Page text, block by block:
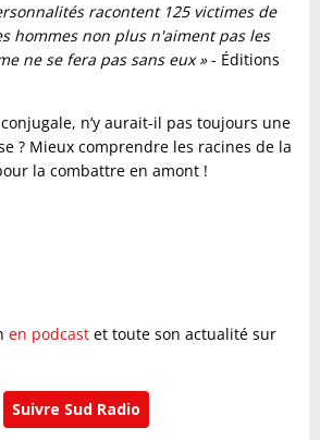
racontent 125 victimes de
hommes non plus n'aiment pas les
ne se fera pas sans eux »- Éditions
n’y aurait-il pas toujours une
? Mieux comprendre les racines de la
la combattre en amont !
en podcast et toute son actualité sur
Suivre Sud Radio